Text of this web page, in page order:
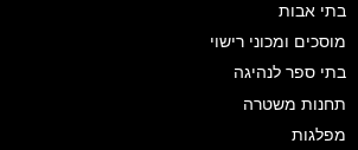
בתי אבות
מוסכים ומכוני רישוי
בתי ספר לנהיגה
תחנות משטרה
מפלגות